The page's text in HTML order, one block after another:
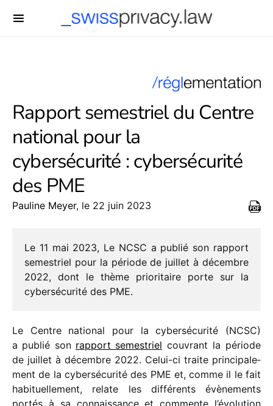
Rapport semestriel du Centre
national pour la
cybersécurité : cybersécurité
des PME
Pauline Meyer, le 22 juin 2023
Le 11 mai 2023, Le NCSC a publié son rapport
semes­triel pour la période de juillet à décembre
2022, dont le thème prio­ri­taire porte sur la
cyber­sé­cu­rité des PME.
Le Centre natio­nal pour la cyber­sé­cu­rité (NCSC)
a publié son rapport semes­triel couvrant la période
de juillet à décembre 2022. Celui-ci traite prin­ci­pa­le­
ment de la cyber­sé­cu­rité des PME et, comme il le fait
habi­tuel­le­ment, relate les diffé­rents évène­ments